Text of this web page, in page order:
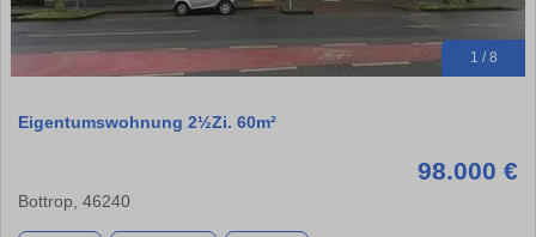
1 / 8
Eigentumswohnung 2½Zi. 60m²
98.000 €
Bottrop, 46240